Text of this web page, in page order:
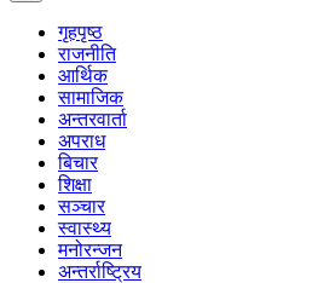
गृहपृष्ठ
राजनीति
आर्थिक
सामाजिक
अन्तरवार्ता
अपराध
बिचार
शिक्षा
सञ्चार
स्वास्थ्य
मनोरन्जन
अन्तर्राष्ट्रिय